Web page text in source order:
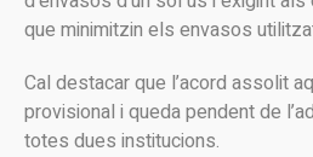
que minimitzin els envasos
Cal destacar que l’acord assolit
provisional i queda pendent de
totes dues institucions.